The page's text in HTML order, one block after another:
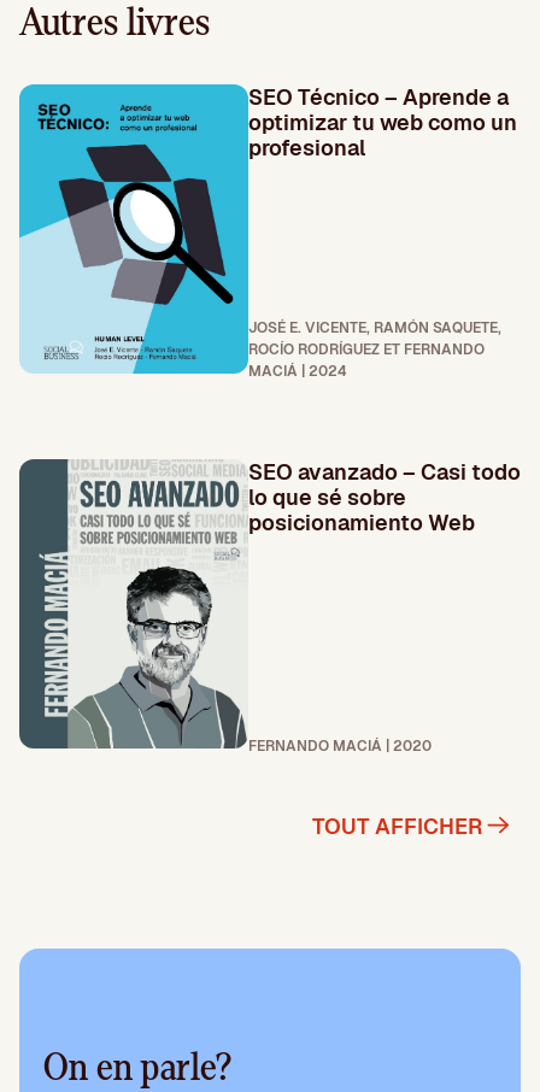
Autres livres
SEO Técnico – Aprende a
optimizar tu web como un
profesional
JOSÉ E. VICENTE, RAMÓN SAQUETE,
ROCÍO RODRÍGUEZ ET FERNANDO
MACIÁ | 2024
SEO avanzado – Casi todo
lo que sé sobre
posicionamiento Web
FERNANDO MACIÁ | 2020
TOUT AFFICHER
On en parle?